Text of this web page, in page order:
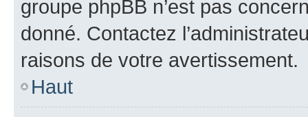
groupe phpBB n’est pas
donné. Contactez
raisons de votre avertissement.
Haut